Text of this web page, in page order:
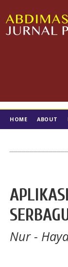
HOME ABOUT
Nur -